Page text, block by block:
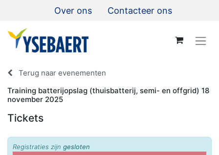
Over ons Contacteer ons
Terug naar evenementen
Training batterijopslag (thuisbatterij, semi- en offgrid) 18
november 2025
Tickets
Registraties zijn gesloten